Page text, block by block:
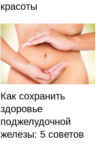
красоты
Как сохранить
здоровье
поджелудочной
железы: 5 советов